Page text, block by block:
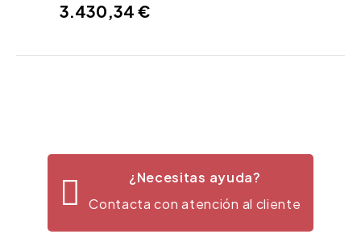
3.430,34 €
¿Necesitas ayuda?
Contacta con atención al cliente